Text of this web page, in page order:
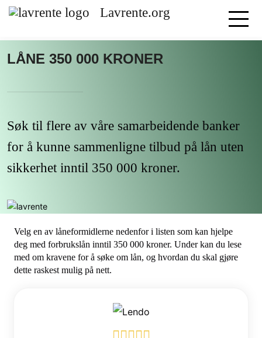
Lavrente.org
LÅNE 350 000 KRONER
Søk til flere av våre samarbeidende banker
for å kunne sammenligne tilbud på lån uten
sikkerhet inntil 350 000 kroner.
Velg en av låneformidlerne nedenfor i listen som kan hjelpe
deg med forbrukslån inntil 350 000 kroner. Under kan du lese
med om kravene for å søke om lån, og hvordan du skal gjøre
dette raskest mulig på nett.